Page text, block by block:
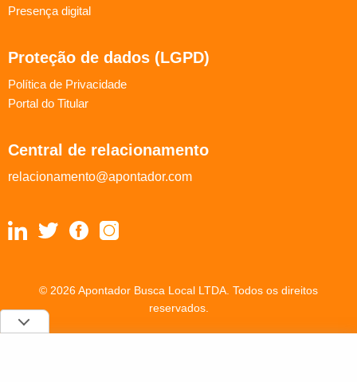
Presença digital
Proteção de dados (LGPD)
Política de Privacidade
Portal do Titular
Central de relacionamento
relacionamento@apontador.com
© 2026 Apontador Busca Local LTDA. Todos os direitos
reservados.